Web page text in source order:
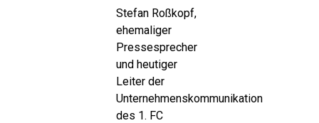
Stefan Roßkopf,
ehemaliger
Pressesprecher
und heutiger
Leiter der
Unternehmenskommunikation
des 1. FC